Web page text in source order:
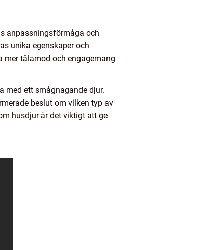
anpassningsförmåga och
unika egenskaper och
mer tålamod och engagemang
med ett smågnagande djur.
beslut om vilken typ av
husdjur är det viktigt att ge